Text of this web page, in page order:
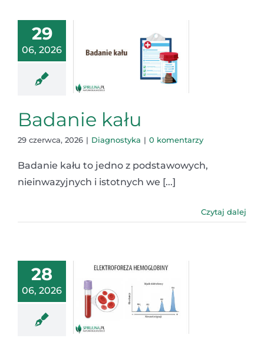
29
06, 2026
Badanie kału
29 czerwca, 2026 | Diagnostyka | 0 komentarzy
Badanie kału to jedno z podstawowych,
nieinwazyjnych i istotnych we [...]
Czytaj dalej
28
06, 2026